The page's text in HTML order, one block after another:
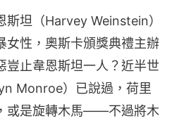
斯坦（Harvey Weinstein）
女性，奧斯卡頒獎典禮主辦
豈止韋恩斯坦一人？近半世
Monroe）已說過，荷里
或是旋轉木馬——不過將木